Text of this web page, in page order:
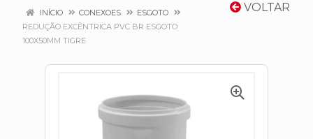
VOLTAR
INÍCIO CONEXOES
ESGOTO
REDUÇÃO EXCÊNTRICA PVC BR ESGOTO
100X50MM TIGRE